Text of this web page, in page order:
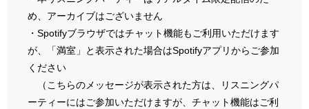
め、アーカイブはございません
・Spotifyブラウザではチャット機能もご利用いただけます
が、「満室」と表示された場合はSpotifyアプリからご参加
ください
（こちらのメッセージが表示された方は、リスニングパ
ーティーにはご参加いただけますが、チャット機能はご利